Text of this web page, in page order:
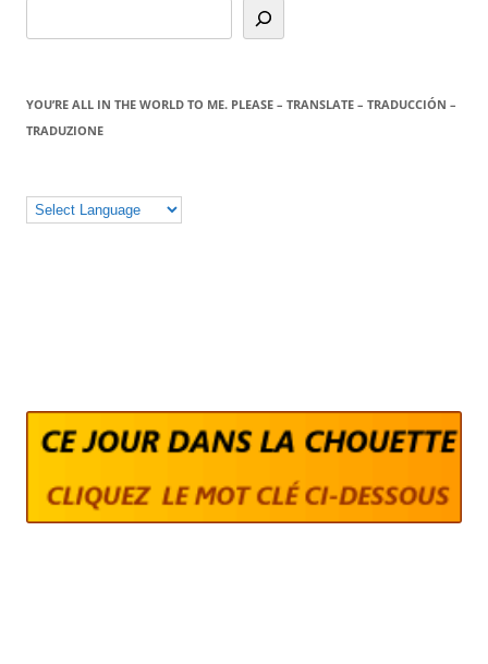
YOU’RE ALL IN THE WORLD TO ME. PLEASE – TRANSLATE – TRADUCCIÓN –
TRADUZIONE